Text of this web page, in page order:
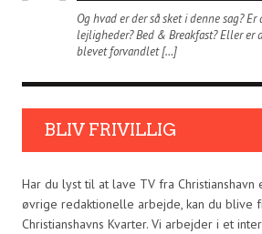
Og hvad er der så sket i denne sag?
lejligheder? Bed & Breakfast? Eller er
blevet forvandlet […]
BLIV FRIVILLIG
Har du lyst til at lave TV fra
øvrige redaktionelle arbejde, kan du blive
Christianshavns Kvarter. Vi arbejder i et